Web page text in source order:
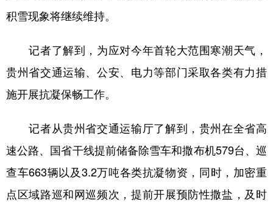
地方频道
北京 天津 河北 山西
辽宁 吉林 上海 江苏
浙江 安徽
山东 河南 湖北 湖南
广东 广西 海南 重庆
四川 贵州 云南 西藏
陕西 甘肃 青海 宁夏
积雪现象将继续维持。
记者了解到，为应对今年首轮大范围寒潮天气，
贵州省交通运输、公安、电力等部门采取各类有力措
施开展抗凝保畅工作。
记者从贵州省交通运输厅了解到，贵州在全省高
速公路、国省干线提前储备除雪车和撒布机579台、巡
查车663辆以及3.2万吨各类抗凝物资，同时，加密重
点区域路巡和网巡频次，提前开展预防性撒盐，及时